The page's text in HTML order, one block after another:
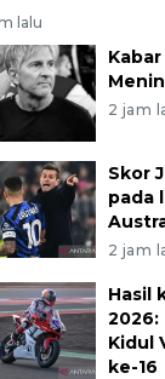
lalu
2 jam
Skor
pada
2 jam
Hasil
2026:
Kidul
ke-16